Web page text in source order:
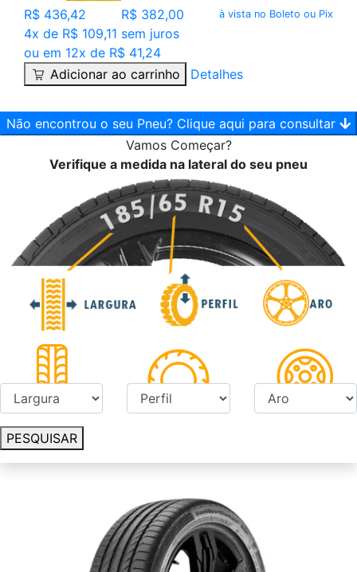
R$ 436,42 R$ 382,00 à vista no Boleto ou Pix
4x de R$ 109,11 sem juros
ou em 12x de R$ 41,24
Adicionar ao carrinho
Detalhes
Não encontrou o seu Pneu? Clique aqui para consultar
Vamos Começar?
Verifique a medida na lateral do seu pneu
PESQUISAR